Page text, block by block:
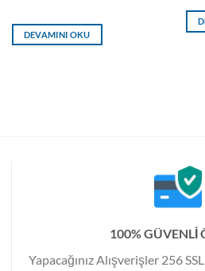
DEVAMINI OKU
100% GÜVENLİ
Yapacağınız Alışverişler 256